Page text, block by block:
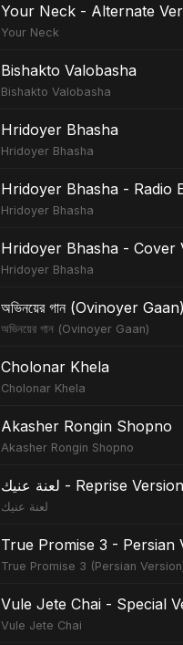
Your Neck - Alternate
Your Neck
Bishakto Valobasha
Bishakto Valobasha
Hridoyer Bhasha
Hridoyer Bhasha
Hridoyer Bhasha - Radio
Hridoyer Bhasha
Hridoyer Bhasha - Cover
Hridoyer Bhasha
অভিনয়ের গান (Ovinoyer Gaan)
অভিনয়ের গান (Ovinoyer Gaan)
Cholonar Khela
Cholonar Khela
Akasher Rongin Shopno
Akasher Rongin Shopno
لعنة عنيك - Reprise Version
لعنة عنيك
True Promise 3 - Persian
True Promise 3 (Persian
Vule Jete Chai - Special
Vule Jete Chai